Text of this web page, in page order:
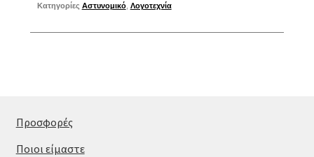
Κατηγορίες Αστυνομικό, Λογοτεχνία
Προσφορές
Ποιοι είμαστε